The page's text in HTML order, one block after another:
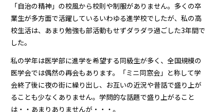
「自治の精神」の校風から校則や制服がありません。多くの卒
業生が多方面で活躍しているいわゆる進学校でしたが、私の高
校生活は、あまり勉強も部活動もせずダラダラ過ごした3年間で
した。
私の学年は医学部に進学を希望する同級生が多く、全国規模の
医学会では偶然の再会もあります。「ミニ同窓会」と称して学
会終了後に夜の街に繰り出し、お互いの近況や昔話で盛り上が
ることも少なくありません。学問的な話題で盛り上がること
は・・あまりありませんが・・・。